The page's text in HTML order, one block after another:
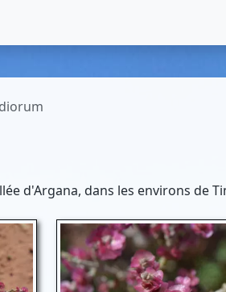
d'Argana, dans les environs de